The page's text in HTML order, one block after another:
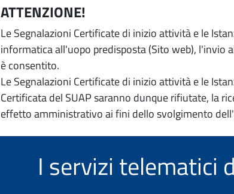
ATTENZIONE!
Le Segnalazioni Certificate di inizio attività e le
informatica all'uopo predisposta (Sito web), l'invio
è consentito.
Le Segnalazioni Certificate di inizio attività e le
Certificata del SUAP saranno dunque rifiutate, la
effetto amministrativo ai fini dello svolgimento
I servizi telematici